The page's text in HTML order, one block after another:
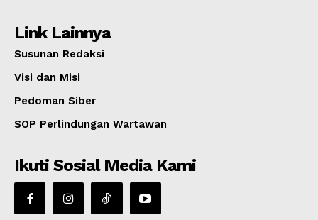
Link Lainnya
Susunan Redaksi
Visi dan Misi
Pedoman Siber
SOP Perlindungan Wartawan
Ikuti Sosial Media Kami